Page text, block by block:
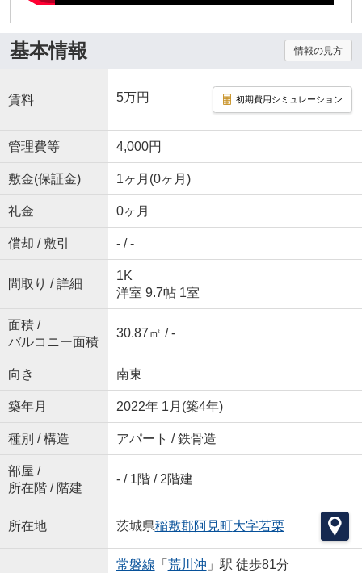
基本情報 情報の見方
賃料 5万円 初期費用シミュレーション
管理費等 4,000円
敷金(保証金) 1ヶ月(0ヶ月)
礼金 0ヶ月
償却 / 敷引 - / -
間取り / 詳細
1K
洋室 9.7帖 1室
面積 /
バルコニー面積
30.87㎡ / -
向き 南東
築年月 2022年 1月(築4年)
種別 / 構造 アパート / 鉄骨造
部屋 /
所在階 / 階建
- / 1階 / 2階建
所在地 茨城県稲敷郡阿見町大字若栗
常磐線 「 荒川沖 」駅 徒歩81分